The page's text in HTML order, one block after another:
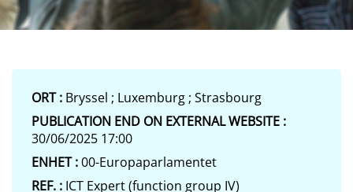
ORT : Bryssel ; Luxemburg ; Strasbourg
PUBLICATION END ON EXTERNAL WEBSITE :
30/06/2025 17:00
ENHET :00-Europaparlamentet
REF. : ICT Expert (function group IV)